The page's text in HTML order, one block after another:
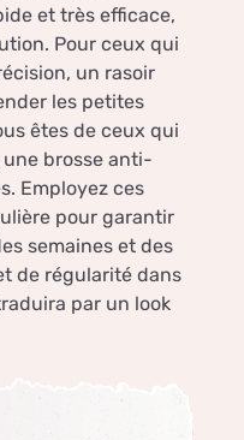
et très efficace,
Pour ceux qui
un rasoir
les petites
êtes de ceux qui
brosse anti-
Employez ces
pour garantir
semaines et des
de régularité dans
par un look